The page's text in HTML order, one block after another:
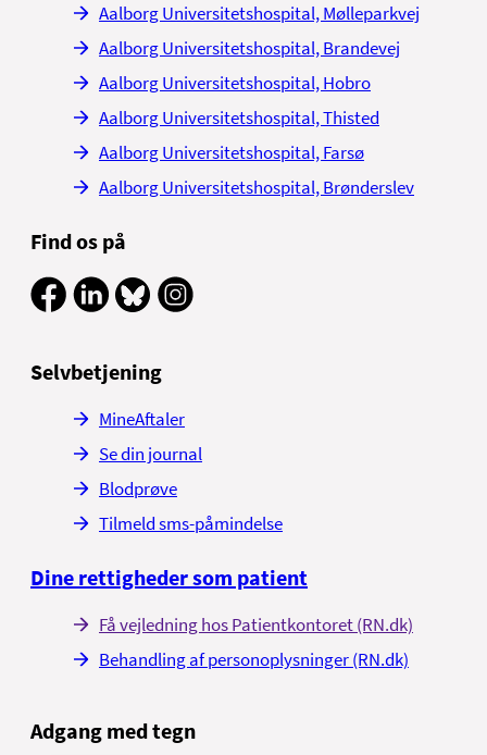
Aalborg Universitetshospital, Mølleparkvej
Aalborg Universitetshospital, Brandevej
Aalborg Universitetshospital, Hobro
Aalborg Universitetshospital, Thisted
Aalborg Universitetshospital, Farsø
Aalborg Universitetshospital, Brønderslev
Find os på
Selvbetjening
MineAftaler
Se din journal
Blodprøve
Tilmeld sms-påmindelse
Dine rettigheder som patient
Få vejledning hos Patientkontoret (RN.dk)
Behandling af personoplysninger (RN.dk)
Adgang med tegn